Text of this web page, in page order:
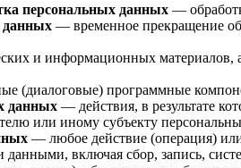
персональных данных —
данных — временное прекращение
и информационных материалов,
(диалоговые) программные
данных — действия, в результате
или иному субъекту
— любое действие (операция)
данными, включая сбор, запись,